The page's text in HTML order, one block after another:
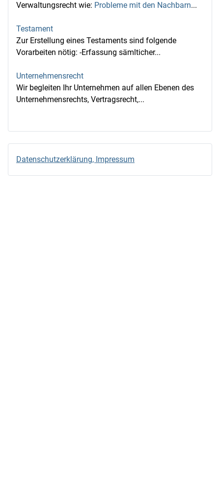
Verwaltungsrecht wie: Probleme mit den Nachbarn...
Testament
Zur Erstellung eines Testaments sind folgende
Vorarbeiten nötig: -Erfassung sämlticher...
Unternehmensrecht
Wir begleiten Ihr Unternehmen auf allen Ebenen des
Unternehmensrechts, Vertragsrecht,...
Datenschutzerklärung, Impressum